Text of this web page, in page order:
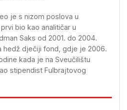
je s nizom poslova u
bio kao analitičar u
Saks od 2001. do 2004.
hedž dječiji fond, gdje je 2006.
kada je na Sveučilištu
stipendist Fulbrajtovog